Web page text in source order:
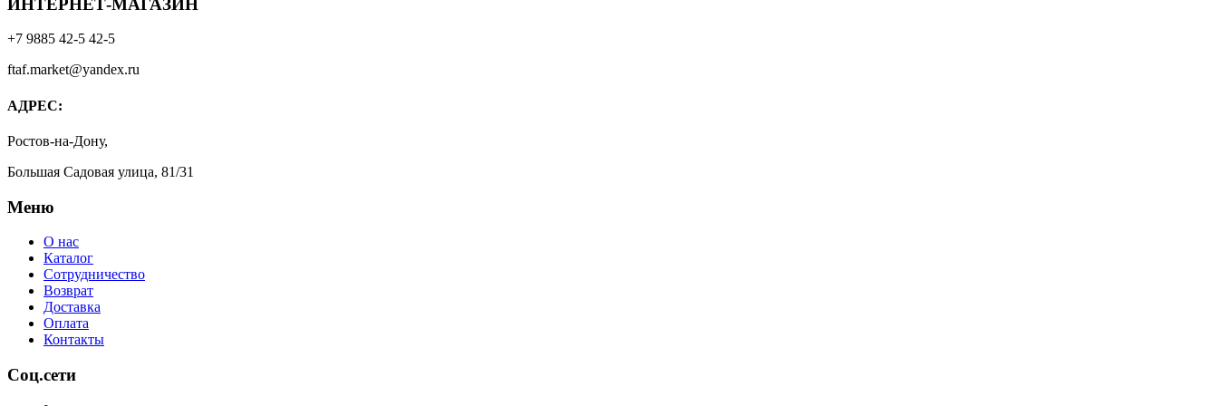
+7 9885 42-5 42-5
ftaf.market@yandex.ru
АДРЕС:
Ростов-на-Дону,
Большая Садовая улица, 81/31
Меню
О нас
Каталог
Сотрудничество
Возврат
Доставка
Оплата
Контакты
Соц.сети